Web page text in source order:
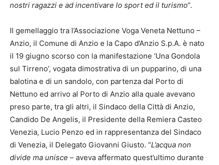
nostri ragazzi e ad incentivare lo sport ed il turismo”.
Il gemellaggio tra l’Associazione Voga Veneta Nettuno –
Anzio, il Comune di Anzio e la Capo d’Anzio S.p.A. è nato
il 19 giugno scorso con la manifestazione ‘Una Gondola
sul Tirreno’, vogata dimostrativa di un pupparino, di una
balotina e di un sandolo, con partenza dal Porto di
Nettuno ed arrivo al Porto di Anzio alla quale avevano
preso parte, tra gli altri, il Sindaco della Città di Anzio,
Candido De Angelis, il Presidente della Remiera Casteo
Venezia, Lucio Penzo ed in rappresentanza del Sindaco
di Venezia, il Delegato Giovanni Giusto. “L’acqua non
divide ma unisce – aveva affermato quest’ultimo durante